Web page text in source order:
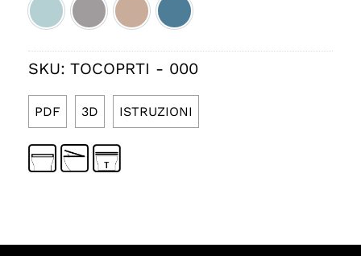
Ice satinato cod.037
Fumo satinato cod.038
Rosa lucido cod.039
Denim lucido cod.040
SKU: TOCOPRTI - 000
PDF 3D ISTRUZIONI